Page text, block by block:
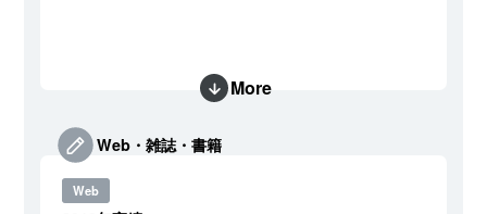
More
Web・雑誌・書籍
Web